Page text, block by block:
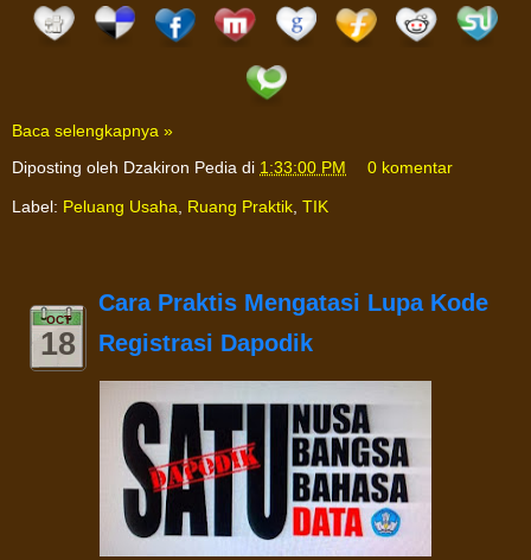
Baca selengkapnya »
Diposting oleh Dzakiron Pedia di 1:33:00 PM 0 komentar
Label: Peluang Usaha, Ruang Praktik, TIK
OCT
18
Cara Praktis Mengatasi Lupa Kode
Registrasi Dapodik